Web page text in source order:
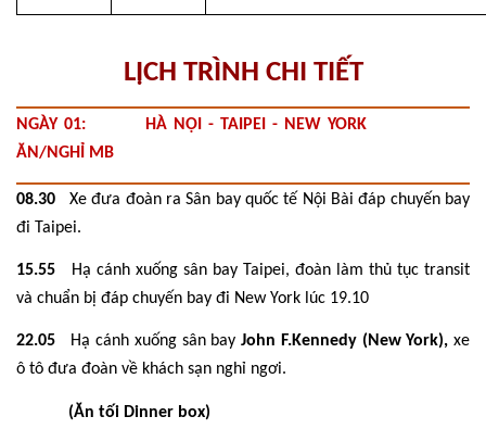
LỊCH TRÌNH CHI TIẾT
NGÀY 01: HÀ NỘI - TAIPEI - NEW YORK
ĂN/NGHỈ MB
08.30
Xe đưa đoàn ra Sân bay quốc tế Nội Bài đáp chuyến bay
đi Taipei.
15.55
Hạ cánh xuống sân bay Taipei, đoàn làm thủ tục transit
và chuẩn bị đáp chuyến bay đi New York lúc 19.10
22.05 Hạ cánh xuống sân bay John F.Kennedy (New York), xe
ô tô đưa đoàn về khách sạn nghỉ ngơi.
(Ăn tối Dinner box)